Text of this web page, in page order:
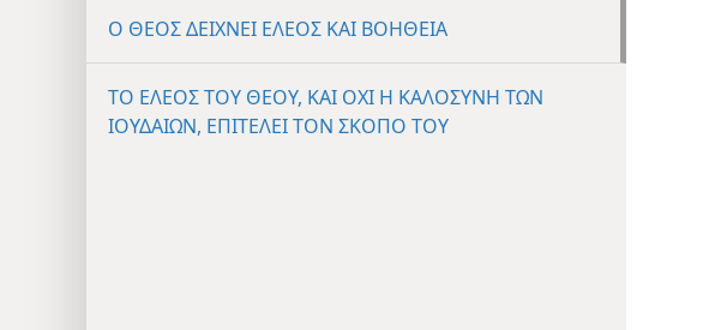
Ο ΘΕΟΣ ΔΕΙΧΝΕΙ ΕΛΕΟΣ ΚΑΙ ΒΟΗΘΕΙΑ
ΤΟ ΕΛΕΟΣ ΤΟΥ ΘΕΟΥ, ΚΑΙ ΟΧΙ Η ΚΑΛΟΣΥΝΗ ΤΩΝ
ΙΟΥΔΑΙΩΝ, ΕΠΙΤΕΛΕΙ ΤΟΝ ΣΚΟΠΟ ΤΟΥ